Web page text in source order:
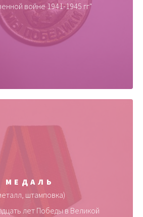
войне 1941-1945 гг"
МЕДАЛЬ
штамповка)
лет Победы в Великой